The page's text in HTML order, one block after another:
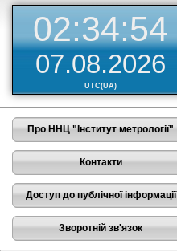
02:34:54
07.08.2026
UTC(UA)
Про ННЦ "Інститут метрології"
Контакти
Доступ до публічної інформації
Зворотній зв'язок